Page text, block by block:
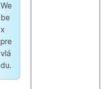
We
be
x
pre
vlá
du.